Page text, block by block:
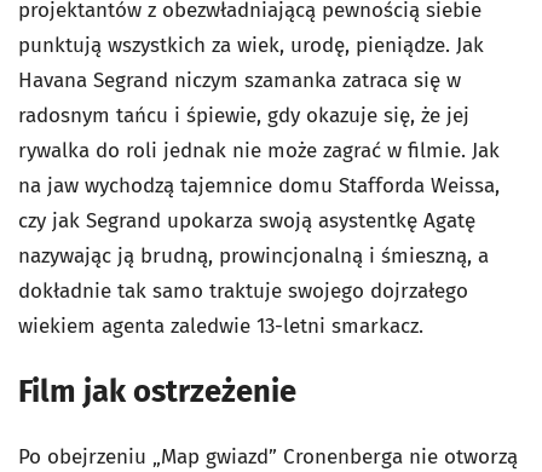
projektantów z obezwładniającą pewnością siebie
punktują wszystkich za wiek, urodę, pieniądze. Jak
Havana Segrand niczym szamanka zatraca się w
radosnym tańcu i śpiewie, gdy okazuje się, że jej
rywalka do roli jednak nie może zagrać w filmie. Jak
na jaw wychodzą tajemnice domu Stafforda Weissa,
czy jak Segrand upokarza swoją asystentkę Agatę
nazywając ją brudną, prowincjonalną i śmieszną, a
dokładnie tak samo traktuje swojego dojrzałego
wiekiem agenta zaledwie 13-letni smarkacz.
Film jak ostrzeżenie
Po obejrzeniu „Map gwiazd” Cronenberga nie otworzą